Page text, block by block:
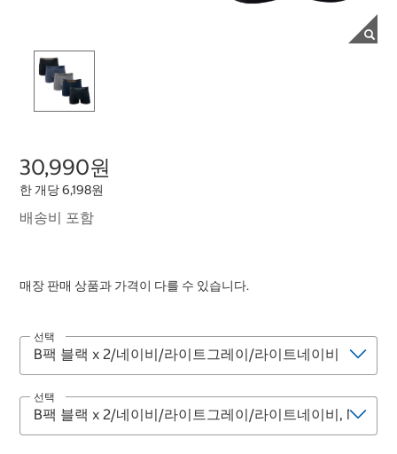
30,990원
한 개당 6,198원
배송비 포함
매장 판매 상품과 가격이 다를 수 있습니다.
선택
선택